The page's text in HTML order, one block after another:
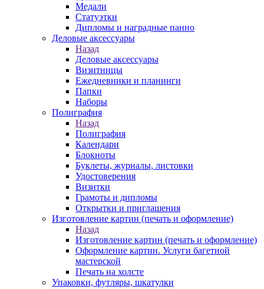
Медали
Статуэтки
Дипломы и наградные панно
Деловые аксессуары
Назад
Деловые аксессуары
Визитницы
Ежедневники и планинги
Папки
Наборы
Полиграфия
Назад
Полиграфия
Календари
Блокноты
Буклеты, журналы, листовки
Удостоверения
Визитки
Грамоты и дипломы
Открытки и приглашения
Изготовление картин (печать и оформление)
Назад
Изготовление картин (печать и оформление)
Оформление картин. Услуги багетной
мастерской
Печать на холсте
Упаковки, футляры, шкатулки